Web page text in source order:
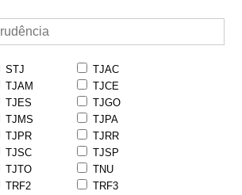
STJ
TJAC
TJAM
TJCE
TJES
TJGO
TJMS
TJPA
TJPR
TJRR
TJSC
TJSP
TJTO
TNU
TRF2
TRF3